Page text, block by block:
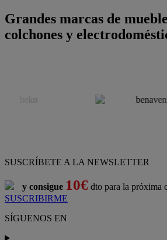
Grandes marcas de
colchones y
SUSCRÍBETE A LA NEWSLETTER
y consigue 10€ dto para la próxima
SUSCRIBIRME
SÍGUENOS EN